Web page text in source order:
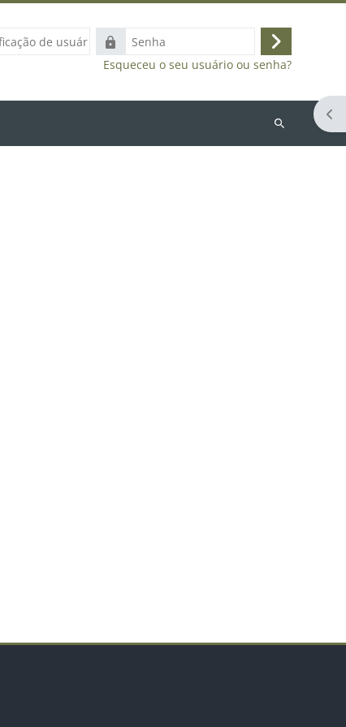
Senha
Acessar
Esqueceu o seu usuário ou senha?
Buscar